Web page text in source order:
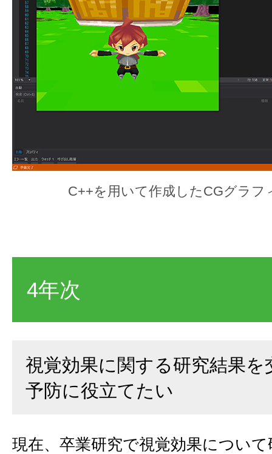
C++を用いて作成したCGグラフ
4年次
視覚効果に関する研究結果を
予防に役立てたい
現在、卒業研究で視覚効果につい